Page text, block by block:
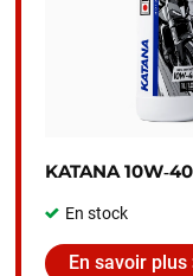
KATANA 10W‑40
En stock
En savoir plus